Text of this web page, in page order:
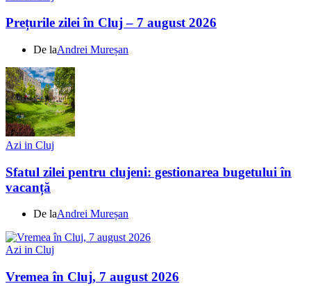
Prețurile zilei în Cluj – 7 august 2026
De laAndrei Mureșan
Azi in Cluj
Sfatul zilei pentru clujeni: gestionarea bugetului în
vacanță
De laAndrei Mureșan
Azi in Cluj
Vremea în Cluj, 7 august 2026